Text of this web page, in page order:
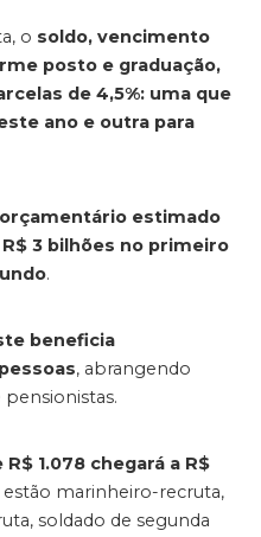
o soldo, vencimento
posto e graduação,
de 4,5%: uma que
ano e outra para
estimado
3 bilhões no primeiro
.
beneficia
, abrangendo
pensionistas.
R$ 1.078 chegará a R$
estão marinheiro-recruta,
soldado de segunda